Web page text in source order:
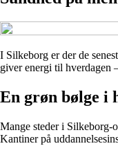
I Silkeborg er der de
giver energi til hverdagen
En grøn bølge i
Mange steder i Silkeborg-
Kantiner på